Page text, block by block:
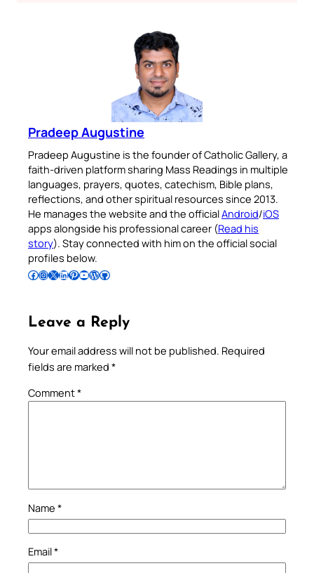
Pradeep Augustine
Pradeep Augustine is the founder of Catholic Gallery, a
faith-driven platform sharing Mass Readings in multiple
languages, prayers, quotes, catechism, Bible plans,
reflections, and other spiritual resources since 2013.
He manages the website and the officialAndroid/iOS
apps alongside his professional career (Read his
story). Stay connected with him on the official social
profiles below.
Follow Pradeep on Facebook Follow Pradeep on InstagramFollow Pradeep on X Follow Pradeep on LinkedIn Follow Pradeep on Pinterest Subscribe to Pradeep’s Youtube Channel Follow Pradeep on WordPress Follow Pradeep on GitHub
Leave a Reply
Your email address will not be published. Required
fields are marked *
Comment*
Name *
Email*